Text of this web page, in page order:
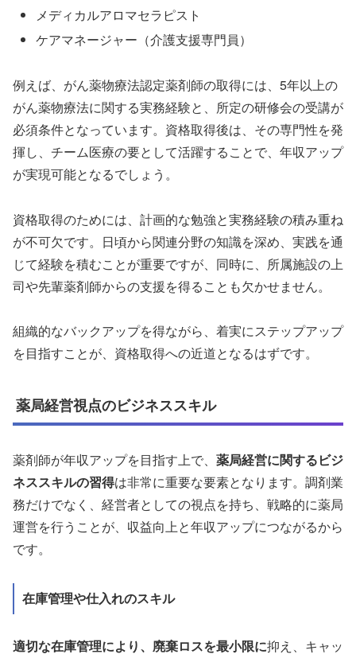
メディカルアロマセラピスト
ケアマネージャー（介護支援専門員）
例えば、がん薬物療法認定薬剤師の取得には、5年以上の
がん薬物療法に関する実務経験と、所定の研修会の受講が
必須条件となっています。資格取得後は、その専門性を発
揮し、チーム医療の要として活躍することで、年収アップ
が実現可能となるでしょう。
資格取得のためには、計画的な勉強と実務経験の積み重ね
が不可欠です。日頃から関連分野の知識を深め、実践を通
じて経験を積むことが重要ですが、同時に、所属施設の上
司や先輩薬剤師からの支援を得ることも欠かせません。
組織的なバックアップを得ながら、着実にステップアップ
を目指すことが、資格取得への近道となるはずです。
薬局経営視点のビジネススキル
薬剤師が年収アップを目指す上で、 薬局経営に関するビジ
ネススキルの習得は非常に重要な要素となります。調剤業
務だけでなく、経営者としての視点を持ち、戦略的に薬局
運営を行うことが、収益向上と年収アップにつながるから
です。
在庫管理や仕入れのスキル
適切な在庫管理により、廃棄ロスを最小限に抑え、キャッ